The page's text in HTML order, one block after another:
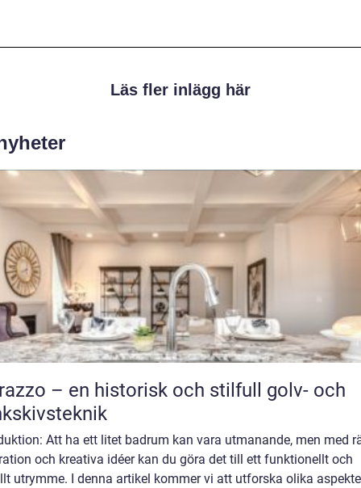
Läs fler inlägg här
– en historisk och stilfull golv- och
Att ha ett litet badrum kan vara utmanande, men med
och kreativa idéer kan du göra det till ett funktionellt och
utrymme. I denna artikel kommer vi att utforska olika